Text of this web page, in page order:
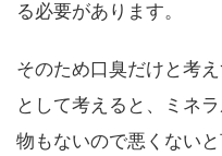
る必要があります。
そのため口臭だけと考
として考えると、ミネ
物もないので悪くないと